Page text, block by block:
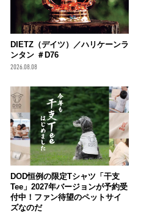
DIETZ（デイツ）／ハリケーンラ
ンタン ＃D76
2026.08.08
DOD恒例の限定Tシャツ「干支
Tee」2027年バージョンが予約受
付中！ファン待望のペットサイ
ズなのだ